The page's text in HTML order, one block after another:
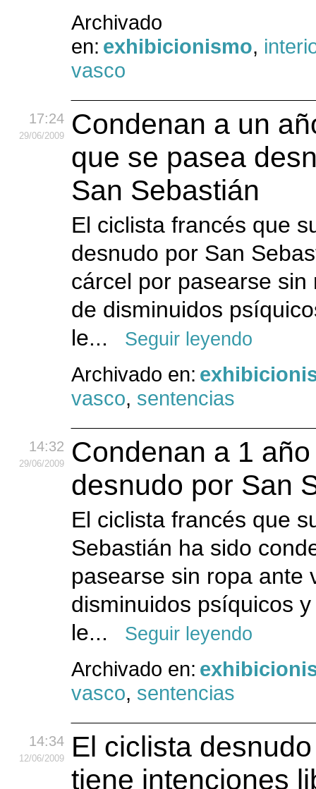
Archivado
en: exhibicionismo,
vasco
17:24
29/06/2009
Condenan a un
que se pasea
San Sebastián
El ciclista francés que
desnudo por San
cárcel por pasearse
de disminuidos
le...
Seguir leyendo
Archivado en:
vasco, sentencias
14:32
29/06/2009
Condenan a 1
desnudo por San
El ciclista francés que
Sebastián ha sido
pasearse sin ropa ante
disminuidos psíquicos
le...
Seguir leyendo
Archivado en:
vasco, sentencias
14:34
12/06/2009
El ciclista
tiene intenciones